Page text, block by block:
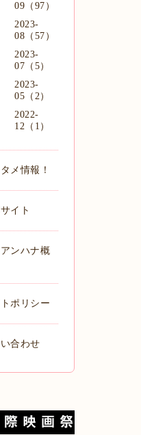
09（97）
2023-
08（57）
2023-
07（5）
2023-
05（2）
2022-
12（1）
メ情報！
イト
ンハナ概
ポリシー
合わせ